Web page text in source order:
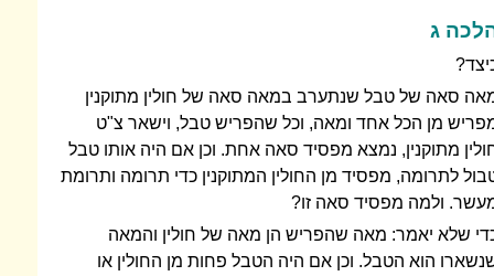
ג
סאה של טבל שנתערב במאה סאה של חולין מתוקנין
מן הכל אחד ומאה, וכל שהפריש טבל, וישאר צ"ט
מתוקנין, נמצא מפסיד סאה אחת. וכן אם היה אותו טבל
לתרומה, מפסיד מן החולין המתוקנין כדי תרומה ותרומת
ולמה מפסיד סאה זו?
שלא יאמר: מאה שהפריש הן מאה של חולין והמאה
הוא הטבל. וכן אם היה הטבל פחות מן החולין או